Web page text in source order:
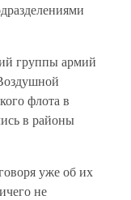
группы армий
флота в
в районы
уже об их
не